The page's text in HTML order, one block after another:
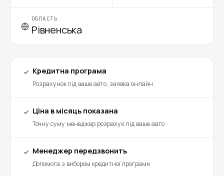
ОБЛАСТЬ
Рівненська
Кредитна програма
Розрахунок під ваше авто, заявка онлайн
Ціна в місяць показана
Точну суму менеджер розрахує під ваше авто
Менеджер передзвонить
Допомога з вибором кредитної програми